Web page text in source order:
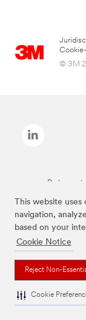
This website
navigation,
based on your
Cookie Notice
Reject Non-
Cookie
© 3M
De